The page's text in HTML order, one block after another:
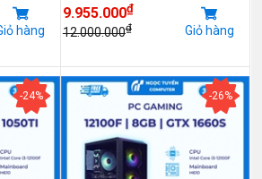
hàng
9.955.000₫
12.000.000₫ Giỏ hàng
-24% -26%